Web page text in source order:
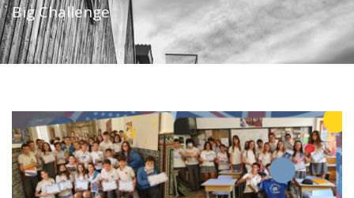
Big Challenge